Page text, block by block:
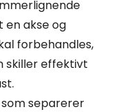
en akse og
forbehandles,
skiller effektivt
separerer